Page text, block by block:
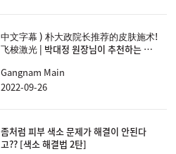
中文字幕 ) 朴大政院长推荐的皮肤施术!
飞梭激光 | 박대정 원장님이 추천하는 피
Gangnam Main
2022-09-26
좀처럼 피부 색소 문제가 해결이 안된다
고?? [색소 해결법 2탄]